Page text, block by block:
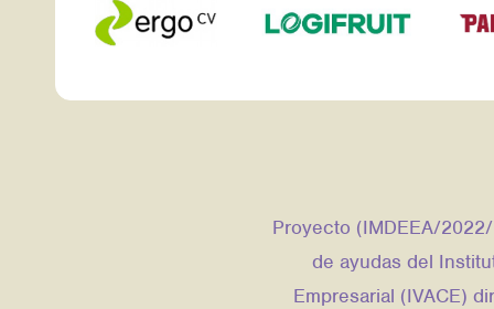
Proyecto (IMDEEA/
de ayudas del
Empresarial (IVACE)